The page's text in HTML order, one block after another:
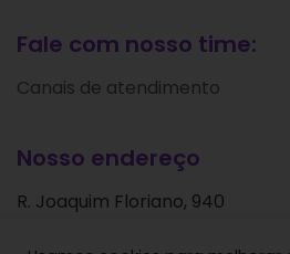
Fale com nosso time:
Canais de atendimento
Nosso endereço
R. Joaquim Floriano, 940